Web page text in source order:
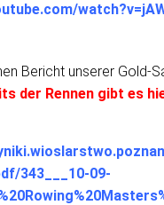
Bericht unserer Gold-
der Rennen gibt es
343___10-09-